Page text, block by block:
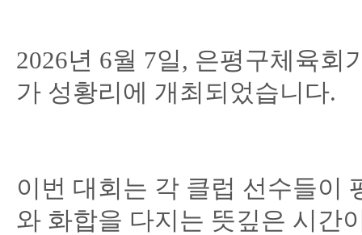
2026년 6월 7일, 은평구체육회
가 성황리에 개최되었습니다.
이번 대회는 각 클럽 선수들이
와 화합을 다지는 뜻깊은 시간